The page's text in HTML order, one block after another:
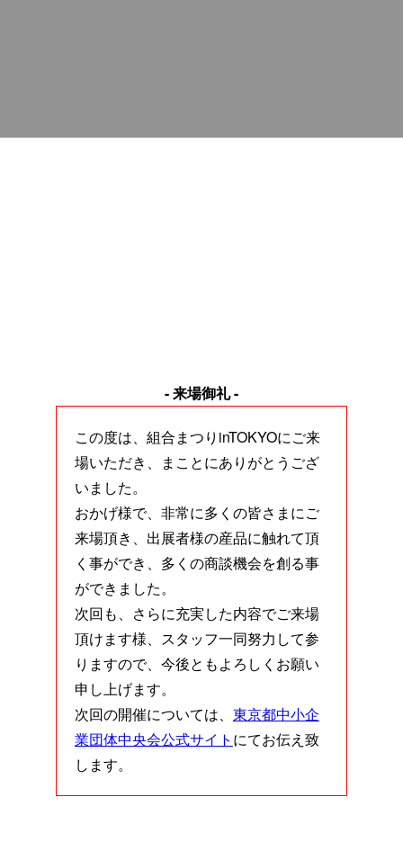
- 来場御礼 -
この度は、組合まつりinTOKYOにご来
場いただき、まことにありがとうござ
いました。
おかげ様で、非常に多くの皆さまにご
来場頂き、出展者様の産品に触れて頂
く事ができ、多くの商談機会を創る事
ができました。
次回も、さらに充実した内容でご来場
頂けます様、スタッフ一同努力して参
りますので、今後ともよろしくお願い
申し上げます。
次回の開催については、 東京都中小企
業団体中央会公式サイト にてお伝え致
します。